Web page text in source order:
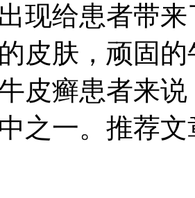
现给患者带
皮肤，顽固
皮癣患者来
之一。推荐文